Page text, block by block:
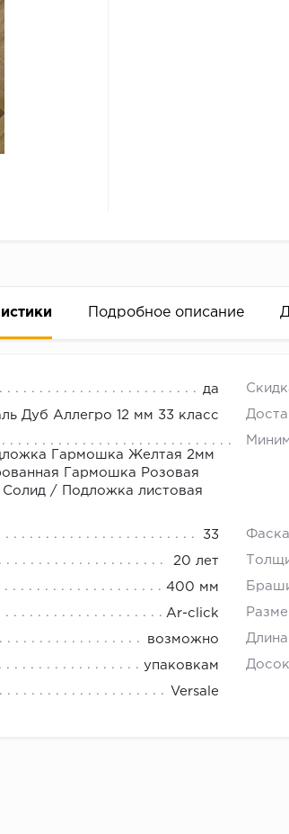
Подробное описание
да
Дуб Аллегро 12 мм 33 класс
Гармошка Желтая 2мм
Гармошка Розовая
/
Подложка листовая
33 Фаска
20 лет
400 мм
Ar-click
возможно Длина
упаковкам
Versale